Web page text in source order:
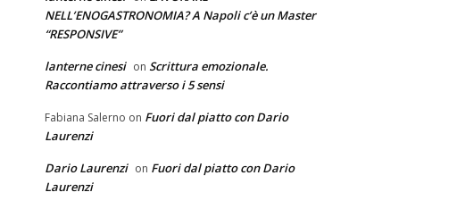
NELL’ENOGASTRONOMIA? A Napoli c’è un Master
“RESPONSIVE”
lanterne cinesi on Scrittura emozionale.
Raccontiamo attraverso i 5 sensi
Fabiana Salerno on Fuori dal piatto con Dario
Laurenzi
Dario Laurenzi on Fuori dal piatto con Dario
Laurenzi